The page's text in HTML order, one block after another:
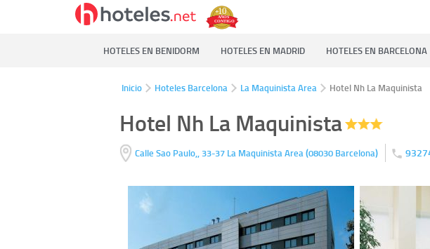
HOTELES EN BENIDORM HOTELES EN MADRID HOTELES EN BARCELONA
Inicio Hoteles Barcelona La Maquinista Area Hotel Nh La Maquinista
Hotel Nh La Maquinista
Calle Sao Paulo,, 33-37 La Maquinista Area(08030 Barcelona)